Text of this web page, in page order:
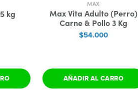
kg
MAX
Max Vita Adulto (Perro)
Carne & Pollo 3 Kg
$54.000
AÑADIR AL CARRO